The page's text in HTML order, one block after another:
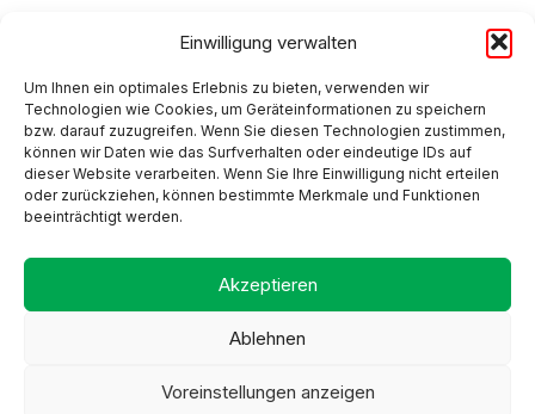
Einwilligung verwalten
Um Ihnen ein optimales Erlebnis zu bieten, verwenden wir
Technologien wie Cookies, um Geräteinformationen zu speichern
bzw. darauf zuzugreifen. Wenn Sie diesen Technologien zustimmen,
können wir Daten wie das Surfverhalten oder eindeutige IDs auf
dieser Website verarbeiten. Wenn Sie Ihre Einwilligung nicht erteilen
oder zurückziehen, können bestimmte Merkmale und Funktionen
beeinträchtigt werden.
Akzeptieren
Ablehnen
Voreinstellungen anzeigen
Datenschutzerklärung
Cookie Policy (EU)
Proudly made by Alpsware